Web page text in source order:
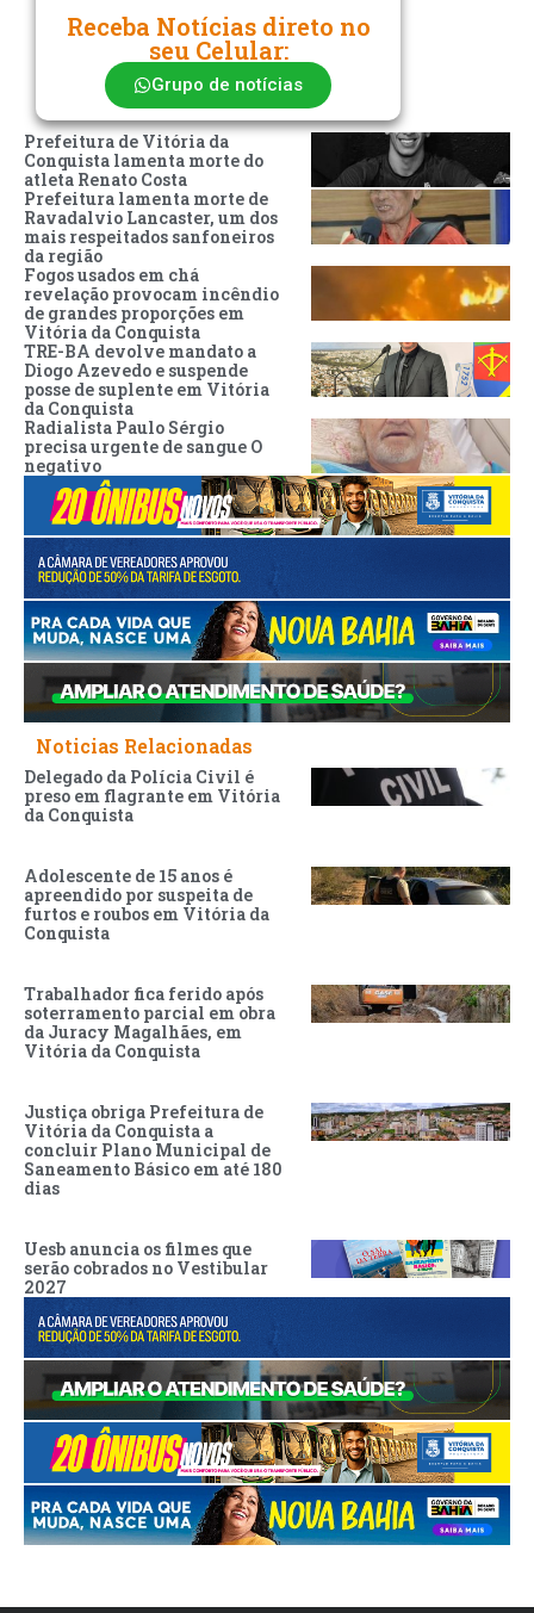
Receba Notícias direto no
seu Celular:
Grupo de notícias
Prefeitura de Vitória da
Conquista lamenta morte do
atleta Renato Costa
Prefeitura lamenta morte de
Ravadalvio Lancaster, um dos
mais respeitados sanfoneiros
da região
Fogos usados em chá
revelação provocam incêndio
de grandes proporções em
Vitória da Conquista
TRE-BA devolve mandato a
Diogo Azevedo e suspende
posse de suplente em Vitória
da Conquista
Radialista Paulo Sérgio
precisa urgente de sangue O
negativo
Noticias Relacionadas
Delegado da Polícia Civil é
preso em flagrante em Vitória
da Conquista
Adolescente de 15 anos é
apreendido por suspeita de
furtos e roubos em Vitória da
Conquista
Trabalhador fica ferido após
soterramento parcial em obra
da Juracy Magalhães, em
Vitória da Conquista
Justiça obriga Prefeitura de
Vitória da Conquista a
concluir Plano Municipal de
Saneamento Básico em até 180
dias
Uesb anuncia os filmes que
serão cobrados no Vestibular
2027